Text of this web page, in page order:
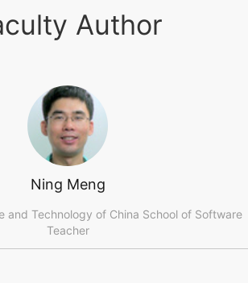
Author
Ning Meng
and Technology of China School of Software
Teacher